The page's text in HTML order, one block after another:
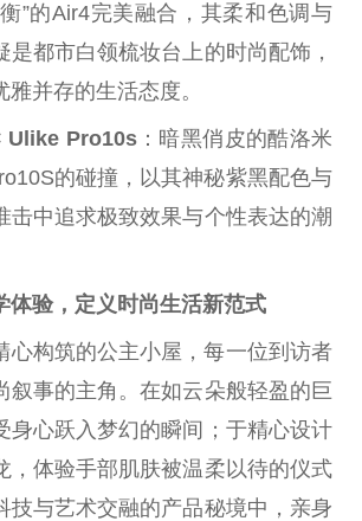
”的Air4完美融合，其柔和色调与
是都市白领梳妆台上的时尚配饰，
并存的生活态度。
Ulike Pro10s：暗黑俏皮的酷洛米
的碰撞，以其神秘紫黑配色与
击中追求极致效果与个性表达的潮
体验，定义时尚生活新范式
心构筑的公主小屋，每一位到访者
叙事的主角。在如云朵般轻盈的巨
身心跃入梦幻的瞬间；于精心设计
，体验手部肌肤被温柔以待的仪式
技与艺术交融的产品秘境中，亲身